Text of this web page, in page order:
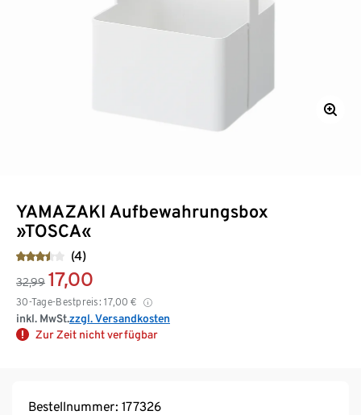
YAMAZAKI Aufbewahrungsbox
»TOSCA«
(4)
32,99 17,00
30-Tage-Bestpreis: 17,00 €
inkl. MwSt.zzgl. Versandkosten
Zur Zeit nicht verfügbar
Bestellnummer: 177326